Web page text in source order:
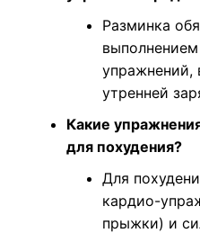
Разминка
упражнений,
утренней
Какие
для похудения?
Для
кардио-
прыжки) и